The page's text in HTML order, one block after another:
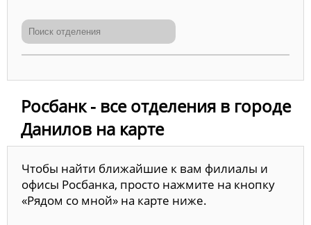
Росбанк - все отделения в городе
Данилов на карте
Чтобы найти ближайшие к вам филиалы и
офисы Росбанка, просто нажмите на кнопку
«Рядом со мной» на карте ниже.